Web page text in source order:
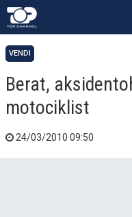
VENDI
Berat,
motociklist
24/03/2010 09:50